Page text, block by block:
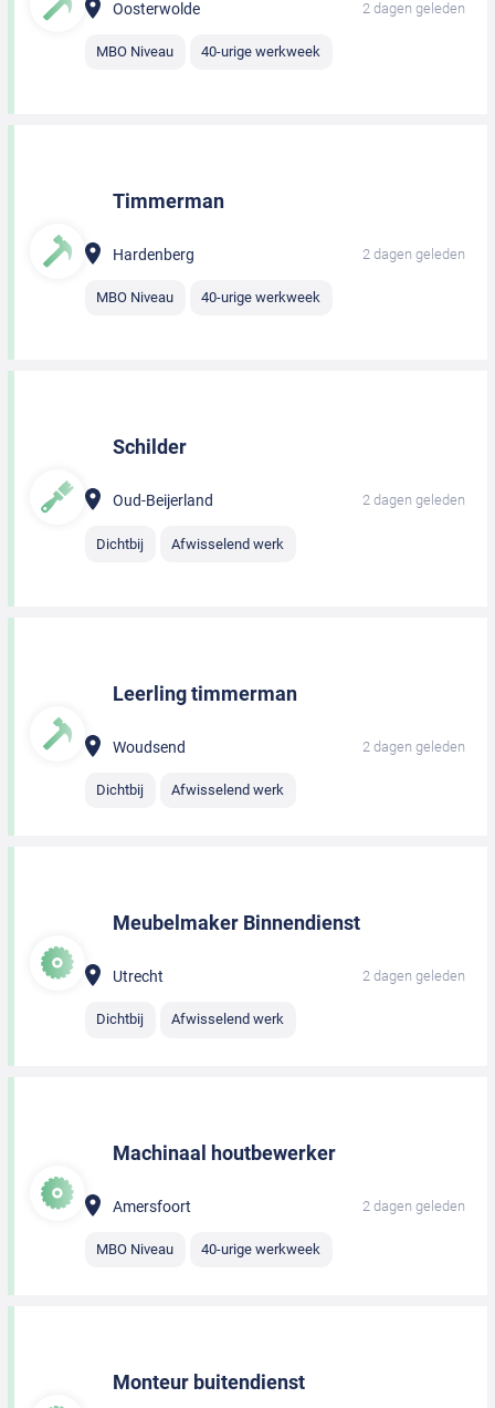
Oosterwolde 2 dagen geleden
MBO Niveau 40-urige werkweek
Timmerman
Hardenberg 2 dagen geleden
MBO Niveau 40-urige werkweek
Schilder
Oud-Beijerland 2 dagen geleden
Dichtbij Afwisselend werk
Leerling timmerman
Woudsend 2 dagen geleden
Dichtbij Afwisselend werk
Meubelmaker Binnendienst
Utrecht 2 dagen geleden
Dichtbij Afwisselend werk
Machinaal houtbewerker
Amersfoort 2 dagen geleden
MBO Niveau 40-urige werkweek
Monteur buitendienst